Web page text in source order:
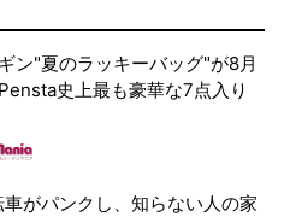
ン"夏のラッキーバッグ"が8月
史上最も豪華な7点入り
がパンクし、知らない人の家